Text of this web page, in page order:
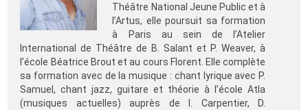
Théâtre National Jeune Public et à
l’Artus, elle poursuit sa formation
à Paris au sein de l’Atelier
International de Théâtre de B. Salant et P. Weaver, à
l’école Béatrice Brout et au cours Florent. Elle complète
sa formation avec de la musique : chant lyrique avec P.
Samuel, chant jazz, guitare et théorie à l’école Atla
(musiques actuelles) auprès de I. Carpentier, D.